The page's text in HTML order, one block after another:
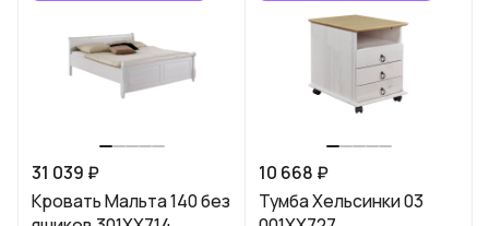
31 039 ₽
Кровать Мальта 140 без
10 668 ₽
Тумба Хельсинки 03